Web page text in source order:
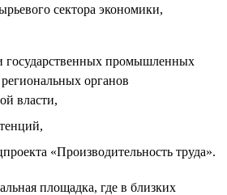
сектора экономики,
государственных промышленных
органов
власти,
«Производительность труда».
площадка, где в близких